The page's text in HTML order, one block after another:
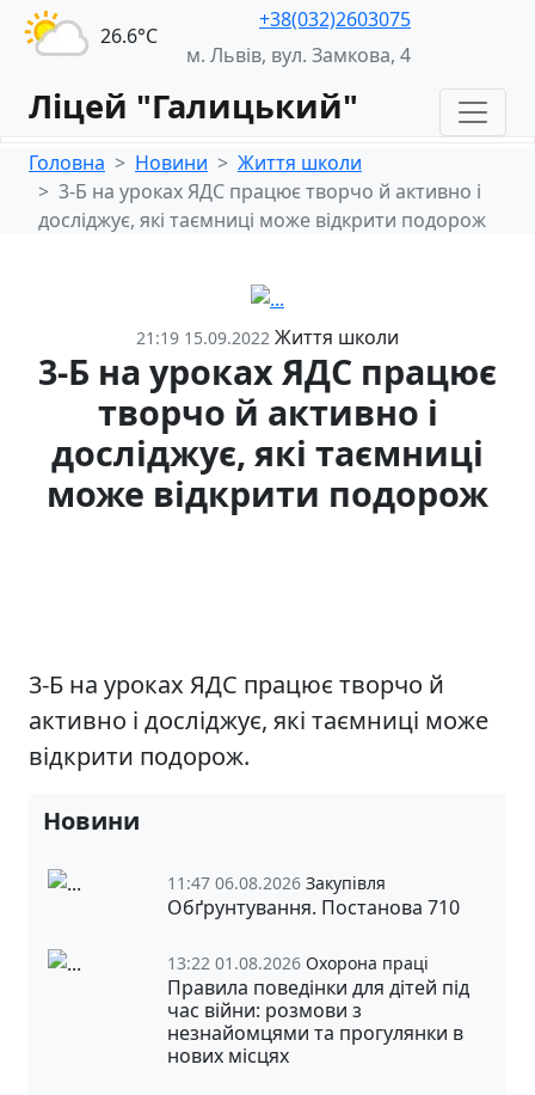
26.6°С
+38(032)2603075
м. Львів, вул. Замкова, 4
Ліцей "Галицький"
Головна Новини
Життя школи
3-Б на уроках ЯДС працює творчо й активно і
досліджує, які таємниці може відкрити подорож
21:19 15.09.2022 Життя школи
3-Б на уроках ЯДС працює
творчо й активно і
досліджує, які таємниці
може відкрити подорож
3-Б на уроках ЯДС працює творчо й
активно і досліджує, які таємниці може
відкрити подорож.
Новини
11:47 06.08.2026 Закупівля
Обґрунтування. Постанова 710
13:22 01.08.2026 Охорона праці
Правила поведінки для дітей під
час війни: розмови з
незнайомцями та прогулянки в
нових місцях